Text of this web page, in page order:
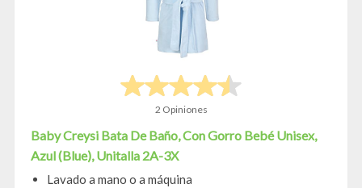
2 Opiniones
Baby Creysi Bata De Baño, Con Gorro Bebé Unisex,
Azul (Blue), Unitalla 2A-3X
Lavado a mano o a máquina